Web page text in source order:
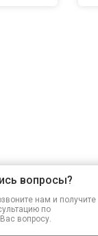
вопросы?
нам и получите
по
вопросу.